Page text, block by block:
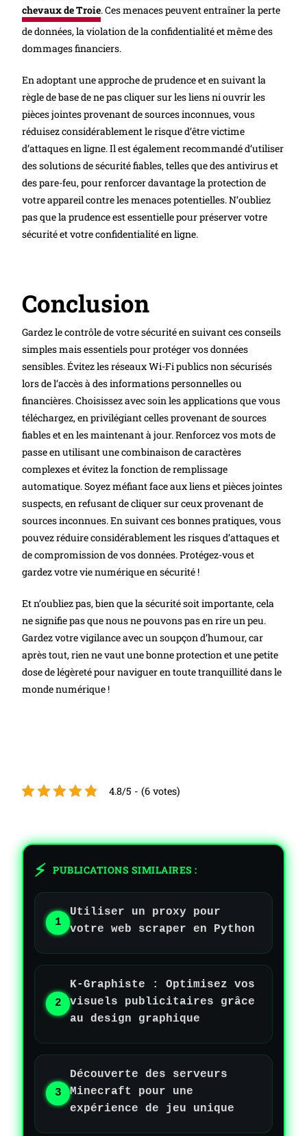
chevaux de Troie. Ces menaces peuvent entraîner la perte
de données, la violation de la confidentialité et même des
dommages financiers.
En adoptant une approche de prudence et en suivant la
règle de base de ne pas cliquer sur les liens ni ouvrir les
pièces jointes provenant de sources inconnues, vous
réduisez considérablement le risque d’être victime
d’attaques en ligne. Il est également recommandé d’utiliser
des solutions de sécurité fiables, telles que des antivirus et
des pare-feu, pour renforcer davantage la protection de
votre appareil contre les menaces potentielles. N’oubliez
pas que la prudence est essentielle pour préserver votre
sécurité et votre confidentialité en ligne.
Conclusion
Gardez le contrôle de votre sécurité en suivant ces conseils
simples mais essentiels pour protéger vos données
sensibles. Évitez les réseaux Wi-Fi publics non sécurisés
lors de l’accès à des informations personnelles ou
financières. Choisissez avec soin les applications que vous
téléchargez, en privilégiant celles provenant de sources
fiables et en les maintenant à jour. Renforcez vos mots de
passe en utilisant une combinaison de caractères
complexes et évitez la fonction de remplissage
automatique. Soyez méfiant face aux liens et pièces jointes
suspects, en refusant de cliquer sur ceux provenant de
sources inconnues. En suivant ces bonnes pratiques, vous
pouvez réduire considérablement les risques d’attaques et
de compromission de vos données. Protégez-vous et
gardez votre vie numérique en sécurité !
Et n’oubliez pas, bien que la sécurité soit importante, cela
ne signifie pas que nous ne pouvons pas en rire un peu.
Gardez votre vigilance avec un soupçon d’humour, car
après tout, rien ne vaut une bonne protection et une petite
dose de légèreté pour naviguer en toute tranquillité dans le
monde numérique !
4.8/5 - (6 votes)
PUBLICATIONS SIMILAIRES :
Utiliser un proxy pour
votre web scraper en Python
K-Graphiste : Optimisez vos
visuels publicitaires grâce
au design graphique
Découverte des serveurs
Minecraft pour une
expérience de jeu unique